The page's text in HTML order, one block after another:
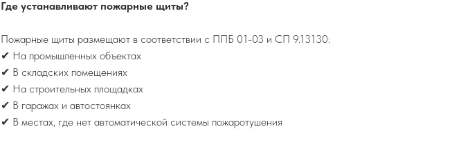
Где устанавливают пожарные щиты?
Пожарные щиты размещают в соответствии с ППБ 01-03 и СП 9.13130:
✔ На промышленных объектах
✔ В складских помещениях
✔ На строительных площадках
✔ В гаражах и автостоянках
✔ В местах, где нет автоматической системы пожаротушения